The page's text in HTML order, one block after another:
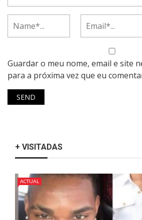
Guardar o meu nome, email e site
para a próxima vez que eu
+ VISITADAS
ACTUAL